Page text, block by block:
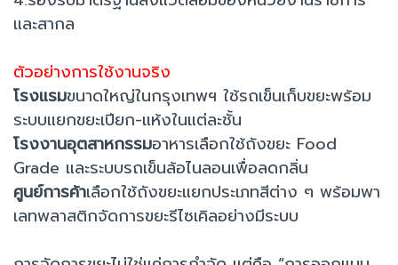
และสากล
ตัวอย่างการใช้งานจริง
โรงแรมขนาดใหญ่ในกรุงเทพฯ ใช้รถเข็นเก็บขยะพร้อม
ระบบแยกขยะเปียก-แห้งในแต่ละชั้น
โรงงานอุตสาหกรรมอาหารเลือกใช้ถังขยะ Food
Grade และระบบรถเข็นล้อไนลอนเพื่อลดกลิ่น
ศูนย์การค้าเลือกใช้ถังขยะแยกประเภทสีต่าง ๆ พร้อมพา
เลทพลาสติกจัดการขยะรีไซเคิลอย่างมีระบบ